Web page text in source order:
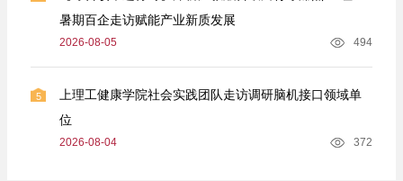
暑期百企走访赋能产业新质发展
2026-08-05 494
5
上理工健康学院社会实践团队走访调研脑机接口领域单
位
2026-08-04 372